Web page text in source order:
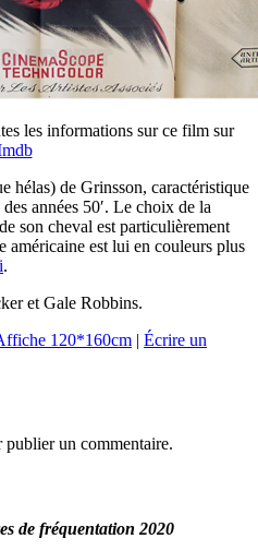
les informations sur ce film sur
hélas) de Grinsson, caractéristique
années 50′. Le choix de la
son cheval est particulièrement
américaine est lui en couleurs plus
.
et Gale Robbins.
120*160cm | Écrire un
un commentaire.
de fréquentation 2020